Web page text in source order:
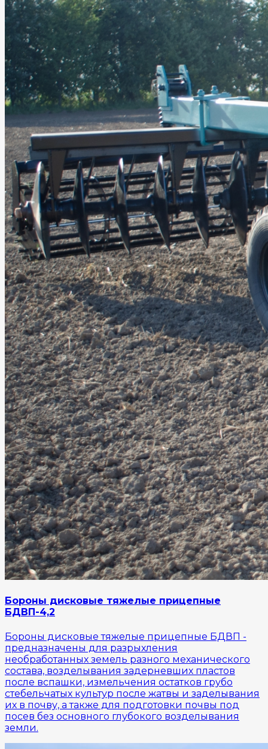
Бороны дисковые тяжелые прицепные
БДВП-4,2
Бороны дисковые тяжелые прицепные БДВП -
предназначены для разрыхления
необработанных земель разного механического
состава, возделывания задерневших пластов
после вспашки, измельчения остатков грубо
стебельчатых культур после жатвы и заделывания
их в почву, а также для подготовки почвы под
посев без основного глубокого возделывания
земли.